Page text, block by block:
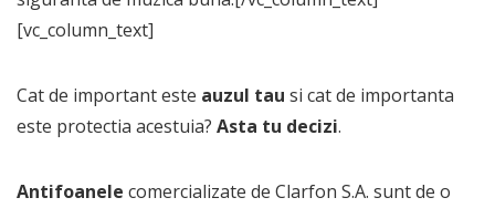
[vc_column_text]
Cat de important este auzul tau si cat de importanta
este protectia acestuia? Asta tu decizi.
Antifoanele comercializate de Clarfon S.A. sunt de o